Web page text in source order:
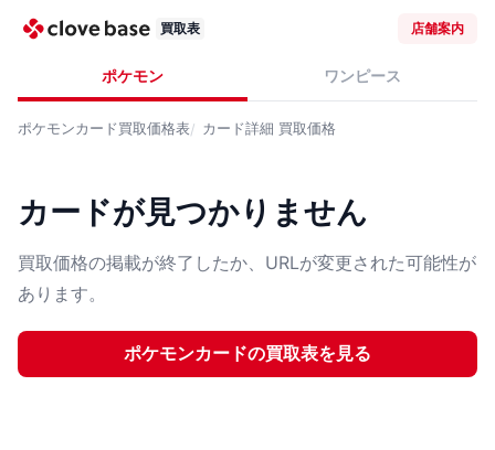
買取表 店舗案内
ポケモン ワンピース
ポケモンカード買取価格表 カード詳細 買取価格
カードが見つかりません
買取価格の掲載が終了したか、URLが変更された可能性が
あります。
ポケモンカードの買取表を見る